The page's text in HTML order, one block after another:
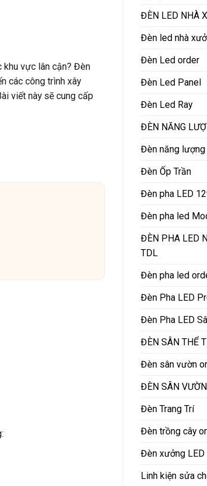
khu vực lân cận? Đèn
các công trình xây
viết này sẽ cung cấp
ĐÈN LED NHÀ
Đèn led nhà
Đèn Led order
Đèn Led Panel
Đèn Led Ray
ĐÈN NĂNG
Đèn năng
Đèn Ốp Trần
Đèn pha LED
Đèn pha led
ĐÈN PHA LED
TDL
Đèn pha led
Đèn Pha LED
Đèn Pha LED
ĐÈN SÂN THỂ
Đèn sân vườn
ĐÈN SÂN VƯỜN
Đèn Trang Trí
Đèn trồng cây
Đèn xưởng
Linh kiện sửa